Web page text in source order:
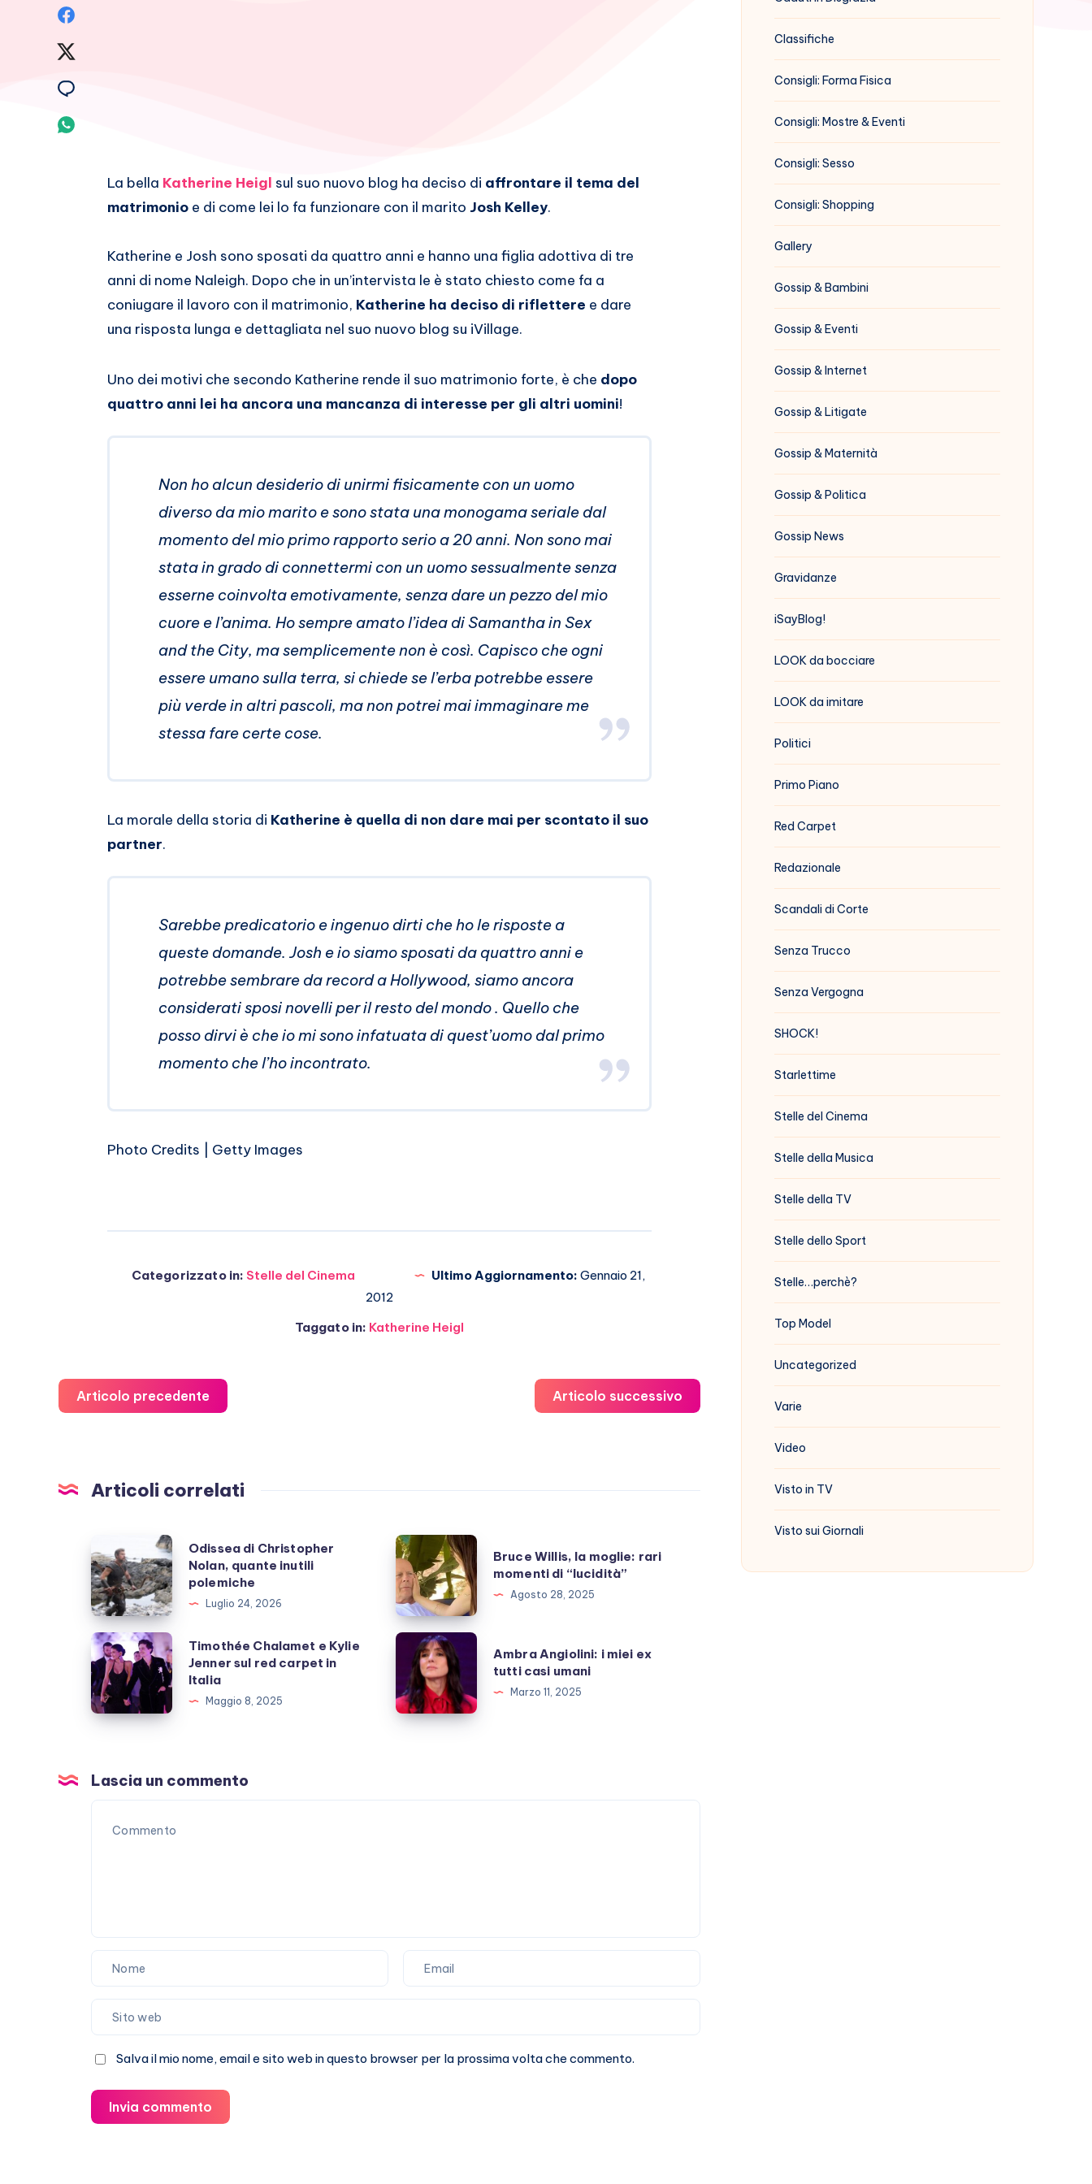
Whatsapp
La bella Katherine Heigl sul suo nuovo blog ha deciso di affrontare il tema del
matrimonio e di come lei lo fa funzionare con il marito Josh Kelley.
Katherine e Josh sono sposati da quattro anni e hanno una figlia adottiva di tre
anni di nome Naleigh. Dopo che in un’intervista le è stato chiesto come fa a
coniugare il lavoro con il matrimonio, Katherine ha deciso di riflettere e dare
una risposta lunga e dettagliata nel suo nuovo blog su iVillage.
Uno dei motivi che secondo Katherine rende il suo matrimonio forte, è che dopo
quattro anni lei ha ancora una mancanza di interesse per gli altri uomini!
Non ho alcun desiderio di unirmi fisicamente con un uomo
diverso da mio marito e sono stata una monogama seriale dal
momento del mio primo rapporto serio a 20 anni. Non sono mai
stata in grado di connettermi con un uomo sessualmente senza
esserne coinvolta emotivamente, senza dare un pezzo del mio
cuore e l’anima. Ho sempre amato l’idea di Samantha in Sex
and the City, ma semplicemente non è così. Capisco che ogni
essere umano sulla terra, si chiede se l’erba potrebbe essere
più verde in altri pascoli, ma non potrei mai immaginare me
stessa fare certe cose.
La morale della storia di Katherine è quella di non dare mai per scontato il suo
partner.
Sarebbe predicatorio e ingenuo dirti che ho le risposte a
queste domande. Josh e io siamo sposati da quattro anni e
potrebbe sembrare da record a Hollywood, siamo ancora
considerati sposi novelli per il resto del mondo . Quello che
posso dirvi è che io mi sono infatuata di quest’uomo dal primo
momento che l’ho incontrato.
Photo Credits | Getty Images
Categorizzato in: Stelle del Cinema Ultimo Aggiornamento: Gennaio 21,
2012
Taggato in: Katherine Heigl
Articolo precedente Articolo successivo
Articoli correlati
Odissea
di
Christopher
Nolan,
quante
inutili
polemiche
Odissea di Christopher
Nolan, quante inutili
polemiche
Luglio 24, 2026
Bruce
Willis,
la
moglie:
rari
momenti
di
“lucidità”
Bruce Willis, la moglie: rari
momenti di “lucidità”
Agosto 28, 2025
Timothée
Chalamet
e
Kylie
red
carpet
Timothée Chalamet e Kylie
Jenner sul red carpet in
Italia
Maggio 8, 2025
Ambra
Angiolini:
i
miei
umani
Ambra Angiolini: i miei ex
tutti casi umani
Marzo 11, 2025
Lascia un commento
Salva il mio nome, email e sito web in questo browser per la prossima volta che commento.
Invia commento
Classifiche
Consigli: Forma Fisica
Consigli: Mostre & Eventi
Consigli: Sesso
Consigli: Shopping
Gallery
Gossip & Bambini
Gossip & Eventi
Gossip & Internet
Gossip & Litigate
Gossip & Maternità
Gossip & Politica
Gossip News
Gravidanze
iSayBlog!
LOOK da bocciare
LOOK da imitare
Politici
Primo Piano
Red Carpet
Redazionale
Scandali di Corte
Senza Trucco
Senza Vergogna
SHOCK!
Starlettime
Stelle del Cinema
Stelle della Musica
Stelle della TV
Stelle dello Sport
Stelle…perchè?
Top Model
Uncategorized
Varie
Video
Visto in TV
Visto sui Giornali